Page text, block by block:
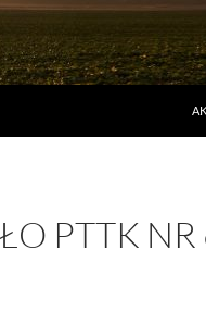
PTTK NR